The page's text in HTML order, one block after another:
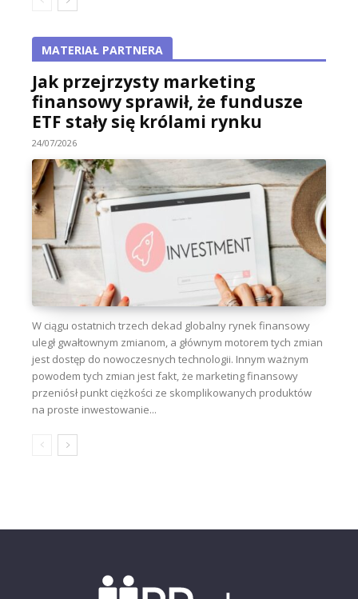
MATERIAŁ PARTNERA
Jak przejrzysty marketing
finansowy sprawił, że fundusze
ETF stały się królami rynku
24/07/2026
W ciągu ostatnich trzech dekad globalny rynek finansowy
uległ gwałtownym zmianom, a głównym motorem tych zmian
jest dostęp do nowoczesnych technologii. Innym ważnym
powodem tych zmian jest fakt, że marketing finansowy
przeniósł punkt ciężkości ze skomplikowanych produktów
na proste inwestowanie...